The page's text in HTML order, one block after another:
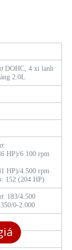
DOHC, 4 xi lanh
2.0L
HP)/6.100 rpm
HP)/4.500 rpm
152 (204 HP)
183/4.500
0-2.000